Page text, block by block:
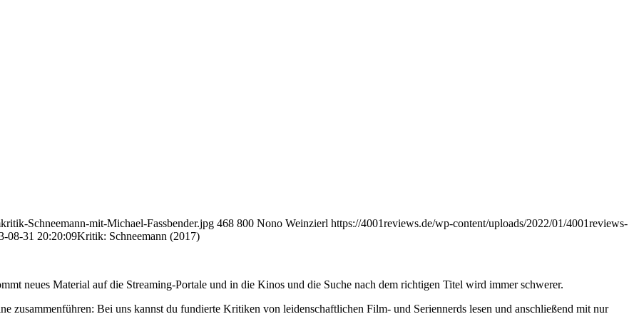
Schneemann-mit-Michael-Fassbender.jpg 468 800 Nono Weinzierl https://4001reviews.de/wp-content/uploads/2022/01/4001reviews-
08-31 20:20:09Kritik: Schneemann (2017)
neues Material auf die Streaming-Portale und in die Kinos und die Suche nach dem richtigen Titel wird immer schwerer.
zusammenführen: Bei uns kannst du fundierte Kritiken von leidenschaftlichen Film- und Seriennerds lesen und anschließend mit nur